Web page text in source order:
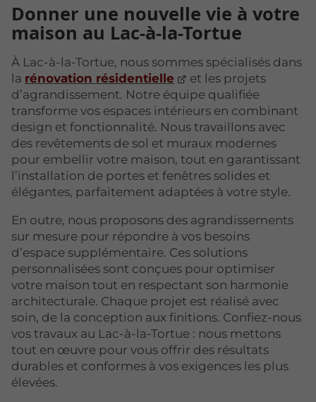
Donner une nouvelle vie à votre
maison au Lac-à-la-Tortue
À Lac-à-la-Tortue, nous sommes spécialisés dans
la rénovation résidentielle
et les projets
d’agrandissement. Notre équipe qualifiée
transforme vos espaces intérieurs en combinant
design et fonctionnalité. Nous travaillons avec
des revêtements de sol et muraux modernes
pour embellir votre maison, tout en garantissant
l’installation de portes et fenêtres solides et
élégantes, parfaitement adaptées à votre style.
En outre, nous proposons des agrandissements
sur mesure pour répondre à vos besoins
d’espace supplémentaire. Ces solutions
personnalisées sont conçues pour optimiser
votre maison tout en respectant son harmonie
architecturale. Chaque projet est réalisé avec
soin, de la conception aux finitions. Confiez-nous
vos travaux au Lac-à-la-Tortue : nous mettons
tout en œuvre pour vous offrir des résultats
durables et conformes à vos exigences les plus
élevées.